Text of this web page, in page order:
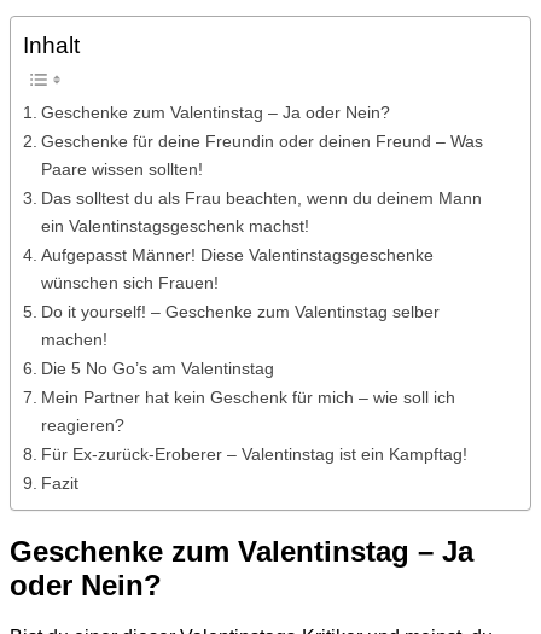
Inhalt
Geschenke zum Valentinstag – Ja oder Nein?
Geschenke für deine Freundin oder deinen Freund – Was
Paare wissen sollten!
Das solltest du als Frau beachten, wenn du deinem Mann
ein Valentinstagsgeschenk machst!
Aufgepasst Männer! Diese Valentinstagsgeschenke
wünschen sich Frauen!
Do it yourself! – Geschenke zum Valentinstag selber
machen!
Die 5 No Go’s am Valentinstag
Mein Partner hat kein Geschenk für mich – wie soll ich
reagieren?
Für Ex-zurück-Eroberer – Valentinstag ist ein Kampftag!
Fazit
Geschenke zum Valentinstag – Ja
oder Nein?